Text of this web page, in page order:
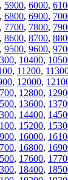
, 5900, 6000,
, 6800, 6900,
, 7700, 7800,
, 8600, 8700,
, 9500, 9600,
, 10400,
, 11200,
, 12000,
, 12800,
, 13600,
, 14400,
, 15200,
, 16000,
, 16800,
, 17600,
, 18400,